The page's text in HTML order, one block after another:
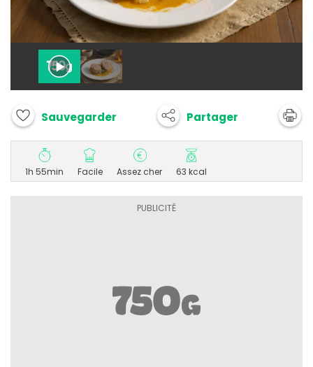
Sauvegarder Partager
1h 55min Facile Assez cher 63 kcal